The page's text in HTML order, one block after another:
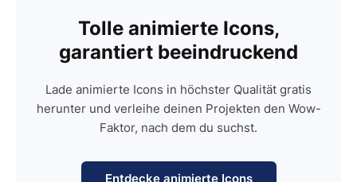
Tolle animierte Icons,
garantiert beeindruckend
Lade animierte Icons in höchster Qualität gratis
herunter und verleihe deinen Projekten den Wow-
Faktor, nach dem du suchst.
Entdecke animierte Icons